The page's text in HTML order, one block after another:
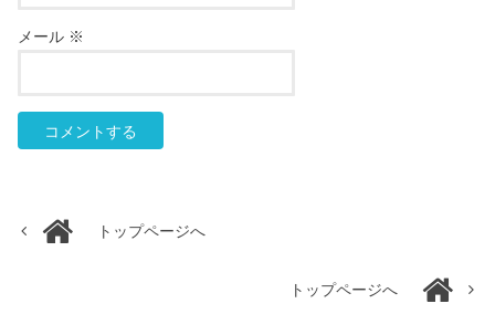
メール ※
トップページへ
トップページへ